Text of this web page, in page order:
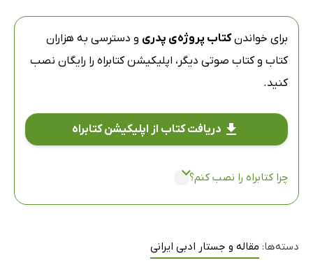
برای خواندنکتاب پروژه‌ی پدری و دسترسی به هزاران
کتاب و کتاب صوتی دیگر، اپلیکیشن کتابراه را رایگان نصب
کنید.
دریافت کتاب از اپلیکیشن کتابراه
چرا کتابراه را نصب کنم؟
دسته‌ها: مقاله و جستار ادبی ایرانی